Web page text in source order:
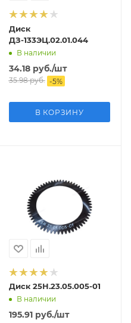
Диск
ДЗ-133ЭЦ.02.01.044
В наличии
34.18руб./шт
35.98руб. -5%
В КОРЗИНУ
Диск 25Н.23.05.005-01
В наличии
195.91руб./шт